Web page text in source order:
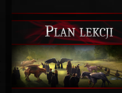
Plan lekcji